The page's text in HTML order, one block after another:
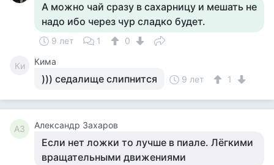
А можно чай сразу в сахарницу и мешать не
надо ибо через чур сладко будет.
9 лет 1 0
Ки Кима
))) седалище слипнится 9 лет 1
АЗ Александр Захаров
Если нет ложки то лучше в пиале. Лёгкими
вращательными движениями